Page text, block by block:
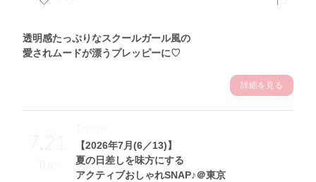
透明感たっぷりなスクールガール風の
愛されムードが漂うプレッピーに♡
詳細を見る
7.21
Tue
【2026年7月(6／13)】
夏の日差しを味方にする
アクティブおしゃれSNAP♪＠東京
Theme